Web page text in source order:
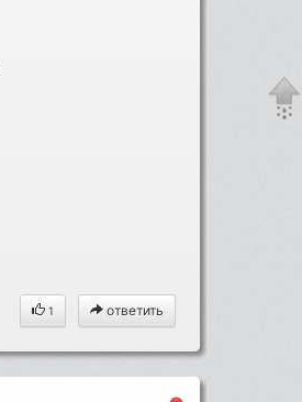
1 ответить